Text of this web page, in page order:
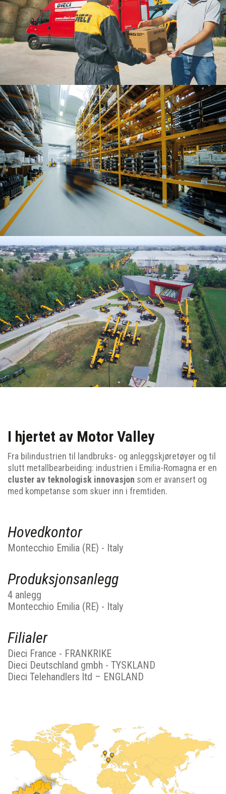
I hjertet av Motor Valley
Fra bilindustrien til landbruks- og anleggskjøretøyer og til
slutt metallbearbeiding: industrien i Emilia-Romagna er en
cluster av teknologisk innovasjon som er avansert og
med kompetanse som skuer inn i fremtiden.
Hovedkontor
Montecchio Emilia (RE) - Italy
Produksjonsanlegg
4 anlegg
Montecchio Emilia (RE) - Italy
Filialer
Dieci France - FRANKRIKE
Dieci Deutschland gmbh - TYSKLAND
Dieci Telehandlers ltd – ENGLAND